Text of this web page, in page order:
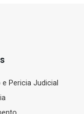
Pericia Judicial